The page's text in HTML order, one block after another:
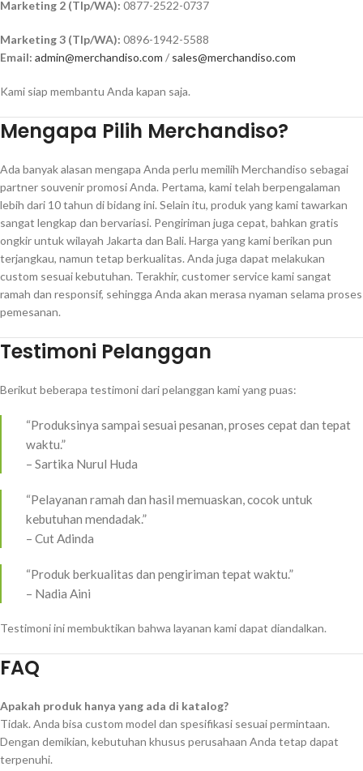
Marketing 2 (Tlp/WA): 0877-2522-0737
Marketing 3 (Tlp/WA): 0896-1942-5588
Email: admin@merchandiso.com / sales@merchandiso.com
Kami siap membantu Anda kapan saja.
Mengapa Pilih Merchandiso?
Ada banyak alasan mengapa Anda perlu memilih Merchandiso sebagai
partner souvenir promosi Anda. Pertama, kami telah berpengalaman
lebih dari 10 tahun di bidang ini. Selain itu, produk yang kami tawarkan
sangat lengkap dan bervariasi. Pengiriman juga cepat, bahkan gratis
ongkir untuk wilayah Jakarta dan Bali. Harga yang kami berikan pun
terjangkau, namun tetap berkualitas. Anda juga dapat melakukan
custom sesuai kebutuhan. Terakhir, customer service kami sangat
ramah dan responsif, sehingga Anda akan merasa nyaman selama proses
pemesanan.
Testimoni Pelanggan
Berikut beberapa testimoni dari pelanggan kami yang puas:
“Produksinya sampai sesuai pesanan, proses cepat dan tepat
waktu.”
– Sartika Nurul Huda
“Pelayanan ramah dan hasil memuaskan, cocok untuk
kebutuhan mendadak.”
– Cut Adinda
“Produk berkualitas dan pengiriman tepat waktu.”
– Nadia Aini
Testimoni ini membuktikan bahwa layanan kami dapat diandalkan.
FAQ
Apakah produk hanya yang ada di katalog?
Tidak. Anda bisa custom model dan spesifikasi sesuai permintaan.
Dengan demikian, kebutuhan khusus perusahaan Anda tetap dapat
terpenuhi.